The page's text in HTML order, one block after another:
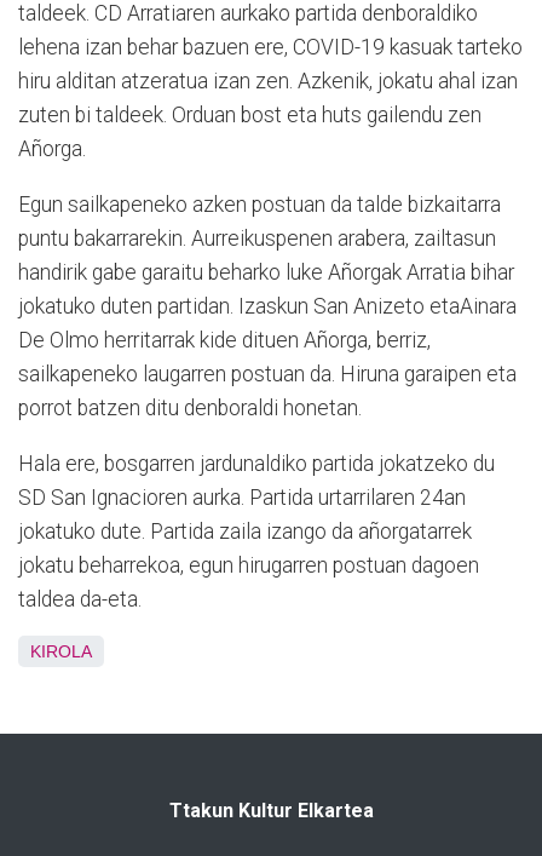
taldeek. CD Arratiaren aurkako partida denboraldiko
lehena izan behar bazuen ere, COVID-19 kasuak tarteko
hiru alditan atzeratua izan zen. Azkenik, jokatu ahal izan
zuten bi taldeek. Orduan bost eta huts gailendu zen
Añorga.
Egun sailkapeneko azken postuan da talde bizkaitarra
puntu bakarrarekin. Aurreikuspenen arabera, zailtasun
handirik gabe garaitu beharko luke Añorgak Arratia bihar
jokatuko duten partidan. Izaskun San Anizeto etaAinara
De Olmo herritarrak kide dituen Añorga, berriz,
sailkapeneko laugarren postuan da. Hiruna garaipen eta
porrot batzen ditu denboraldi honetan.
Hala ere, bosgarren jardunaldiko partida jokatzeko du
SD San Ignacioren aurka. Partida urtarrilaren 24an
jokatuko dute. Partida zaila izango da añorgatarrek
jokatu beharrekoa, egun hirugarren postuan dagoen
taldea da-eta.
KIROLA
Ttakun Kultur Elkartea